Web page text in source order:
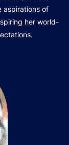
aspirations of
her world-